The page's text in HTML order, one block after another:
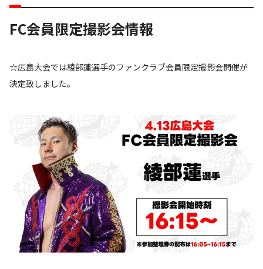
FC会員限定撮影会情報
☆広島大会では綾部蓮選手のファンクラブ会員限定撮影会開催が
決定致しました。